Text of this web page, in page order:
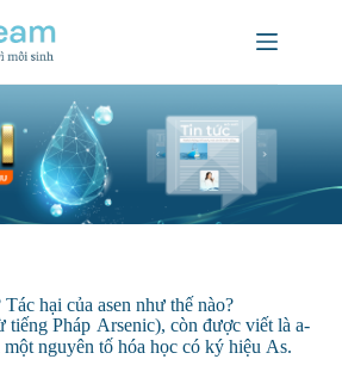
hại của asen như thế nào?
tiếng Pháp Arsenic), còn được viết là a-
nguyên tố hóa học có ký hiệu As.